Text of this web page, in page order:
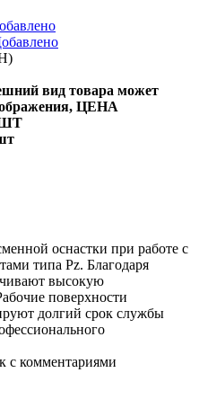
вид товара может
ЦЕНА
оснастки при работе с
типа Pz. Благодаря
высокую
поверхности
долгий срок службы
с комментариями